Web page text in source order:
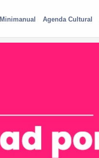
Minimanual Agenda Cultural